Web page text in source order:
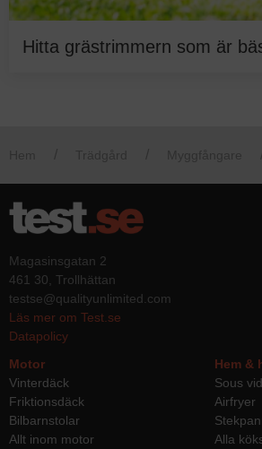
Hitta grästrimmern som är
Magasinsgatan 2
461 30, Trollhättan
testse@qualityunlimited.com
Läs mer om Test.se
Datapolicy
Motor
Vinterdäck
Friktionsdäck
Bilbarnstolar
Allt inom motor
Hem &
Sous
Airfryer
Alla